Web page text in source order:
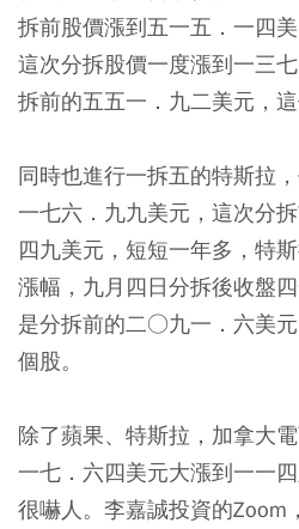
拆前股價漲到五一五．一四
這次分拆股價一度漲到一三
拆前的五五一．九二美元，這
同時也進行一拆五的特斯拉
一七六．九九美元，這次分
四九美元，短短一年多，特
漲幅，九月四日分拆後收盤
是分拆前的二○九一．六美
個股。
除了蘋果、特斯拉，加拿大
一七．六四美元大漲到一一
很嚇人。李嘉誠投資的Zoom